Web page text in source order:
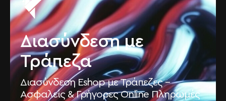
Διασύνδεση με
Τράπεζα
Διασύνδεση Eshop με Τράπεζες –
Ασφαλείς & Γρήγορες Online Πληρωμές